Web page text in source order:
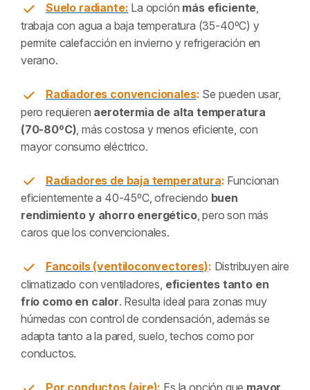
Suelo radiante: La opción más eficiente,
trabaja con agua a baja temperatura (35-40ºC) y
permite calefacción en invierno y refrigeración en
verano.
Radiadores convencionales: Se pueden usar,
pero requieren aerotermia de alta temperatura
(70-80ºC) , más costosa y menos eficiente, con
mayor consumo eléctrico.
Radiadores de baja temperatura: Funcionan
eficientemente a 40-45ºC, ofreciendo buen
rendimiento y ahorro energético, pero son más
caros que los convencionales.
Fancoils (ventiloconvectores): Distribuyen aire
climatizado con ventiladores, eficientes tanto en
frío como en calor. Resulta ideal para zonas muy
húmedas con control de condensación, además se
adapta tanto a la pared, suelo, techos como por
conductos.
Por conductos(aire): Es la opción que mayor